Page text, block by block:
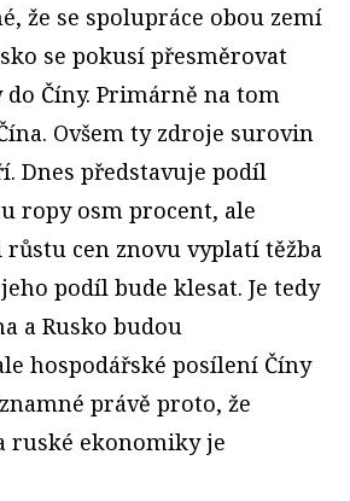
že se spolupráce obou zemí
se pokusí přesměrovat
Číny. Primárně na tom
Ovšem ty zdroje surovin
Dnes představuje podíl
ropy osm procent, ale
růstu cen znovu vyplatí těžba
podíl bude klesat. Je tedy
a Rusko budou
hospodářské posílení Číny
právě proto, že
ruské ekonomiky je